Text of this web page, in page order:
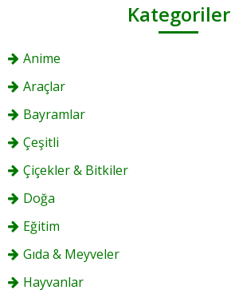
Kategoriler
Anime
Araçlar
Bayramlar
Çeşitli
Çiçekler & Bitkiler
Doğa
Eğitim
Gıda & Meyveler
Hayvanlar